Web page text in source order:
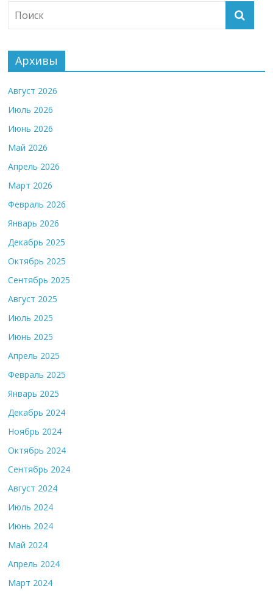
Архивы
Август 2026
Июль 2026
Июнь 2026
Май 2026
Апрель 2026
Март 2026
Февраль 2026
Январь 2026
Декабрь 2025
Октябрь 2025
Сентябрь 2025
Август 2025
Июль 2025
Июнь 2025
Апрель 2025
Февраль 2025
Январь 2025
Декабрь 2024
Ноябрь 2024
Октябрь 2024
Сентябрь 2024
Август 2024
Июль 2024
Июнь 2024
Май 2024
Апрель 2024
Март 2024